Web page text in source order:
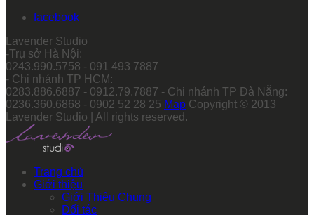
facebook
Lavender Studio
-Trụ sở Hà Nội:
0243.990.5758 - 091 493 7887
- Chi nhánh TP HCM:
0283.886.6887 - 0912.79.7887 - Chi nhánh TP Đà Nẵng:
0236.360.6868 - 0902 52 28 25 Map Copyright © 2013
Lavender Studio | All rights reserved.
Trang chủ
Giới thiệu
Giới Thiệu Chung
Đối tác